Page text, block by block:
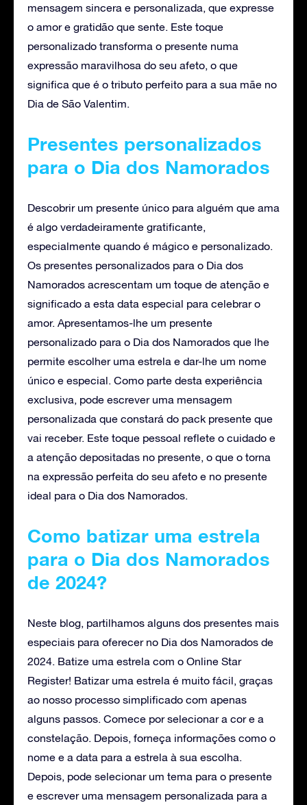
mensagem sincera e personalizada, que expresse
o amor e gratidão que sente. Este toque
personalizado transforma o presente numa
expressão maravilhosa do seu afeto, o que
significa que é o tributo perfeito para a sua mãe no
Dia de São Valentim.
Presentes personalizados
para o Dia dos Namorados
Descobrir um presente único para alguém que ama
é algo verdadeiramente gratificante,
especialmente quando é mágico e personalizado.
Os presentes personalizados para o Dia dos
Namorados acrescentam um toque de atenção e
significado a esta data especial para celebrar o
amor. Apresentamos-lhe um presente
personalizado para o Dia dos Namorados que lhe
permite escolher uma estrela e dar-lhe um nome
único e especial. Como parte desta experiência
exclusiva, pode escrever uma mensagem
personalizada que constará do pack presente que
vai receber. Este toque pessoal reflete o cuidado e
a atenção depositadas no presente, o que o torna
na expressão perfeita do seu afeto e no presente
ideal para o Dia dos Namorados.
Como batizar uma estrela
para o Dia dos Namorados
de 2024?
Neste blog, partilhamos alguns dos presentes mais
especiais para oferecer no Dia dos Namorados de
2024. Batize uma estrela com o Online Star
Register! Batizar uma estrela é muito fácil, graças
ao nosso processo simplificado com apenas
alguns passos. Comece por selecionar a cor e a
constelação. Depois, forneça informações como o
nome e a data para a estrela à sua escolha.
Depois, pode selecionar um tema para o presente
e escrever uma mensagem personalizada para a